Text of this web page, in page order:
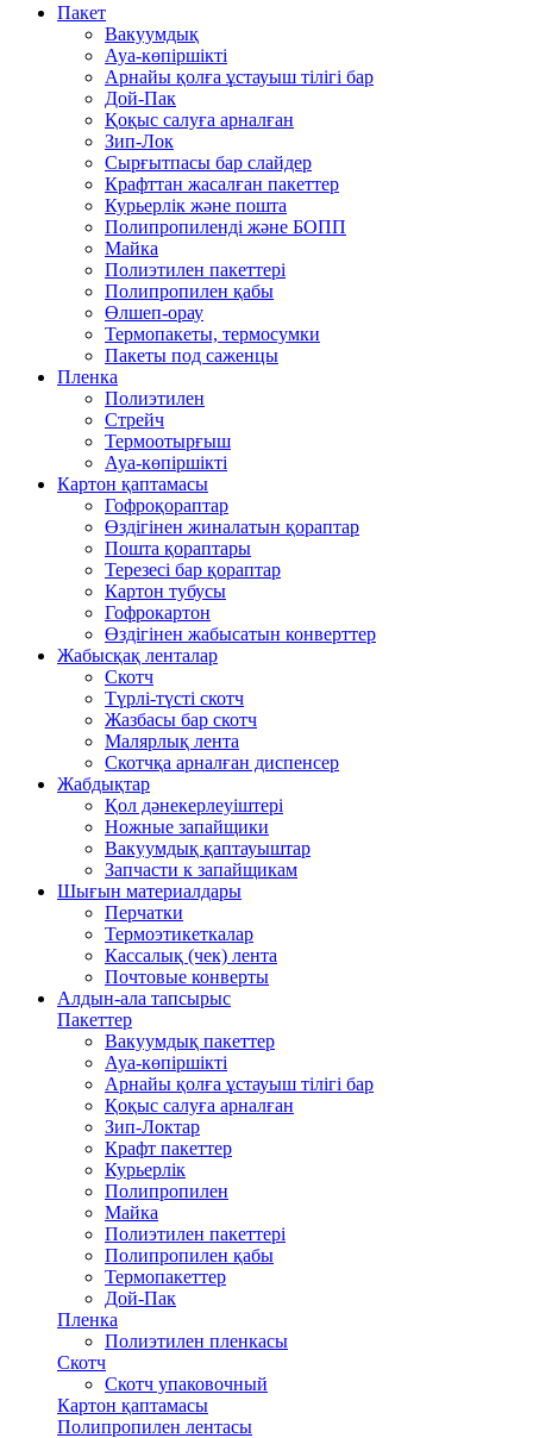
Пакет
Вакуумдық
Ауа-көпіршікті
Арнайы қолға ұстауыш тілігі бар
Дой-Пак
Қоқыс салуға арналған
Зип-Лок
Сырғытпасы бар слайдер
Крафттан жасалған пакеттер
Курьерлік және пошта
Полипропиленді және БОПП
Майка
Полиэтилен пакеттері
Полипропилен қабы
Өлшеп-орау
Термопакеты, термосумки
Пакеты под саженцы
Пленка
Полиэтилен
Стрейч
Термоотырғыш
Ауа-көпіршікті
Картон қаптамасы
Гофроқораптар
Өздігінен жиналатын қораптар
Пошта қораптары
Терезесі бар қораптар
Картон тубусы
Гофрокартон
Өздігінен жабысатын конверттер
Жабысқақ ленталар
Скотч
Түрлі-түсті скотч
Жазбасы бар скотч
Малярлық лента
Скотчқа арналған диспенсер
Жабдықтар
Қол дәнекерлеуіштері
Ножные запайщики
Вакуумдық қаптауыштар
Запчасти к запайщикам
Шығын материалдары
Перчатки
Термоэтикеткалар
Кассалық (чек) лента
Почтовые конверты
Алдын-ала тапсырыс
Пакеттер
Вакуумдық пакеттер
Ауа-көпіршікті
Арнайы қолға ұстауыш тілігі бар
Қоқыс салуға арналған
Зип-Локтар
Крафт пакеттер
Курьерлік
Полипропилен
Майка
Полиэтилен пакеттері
Полипропилен қабы
Термопакеттер
Дой-Пак
Пленка
Полиэтилен пленкасы
Скотч
Скотч упаковочный
Картон қаптамасы
Полипропилен лентасы